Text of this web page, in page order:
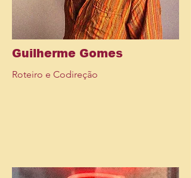
Guilherme Gomes
Roteiro e Codireção